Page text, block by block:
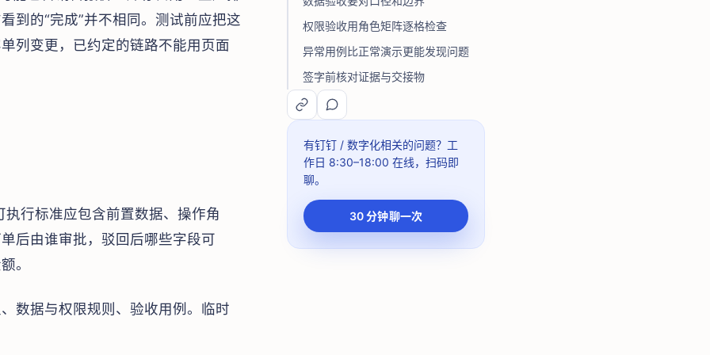
到的“完成”并不相同。测试前应把这
列变更，已约定的链路不能用页面
执行标准应包含前置数据、操作角
后由谁审批，驳回后哪些字段可
。
数据与权限规则、验收用例。临时
权限验收用角色矩阵逐格检查
异常用例比正常演示更能发现问题
签字前核对证据与交接物
有钉钉 / 数字化相关的问题？ 工
作日 8:30–18:00 在线，扫码即
聊。
30 分钟聊一次